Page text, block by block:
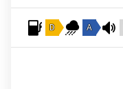
D A